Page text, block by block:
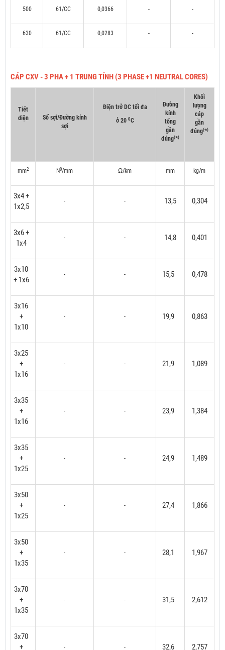
500 61/CC 0,0366 - -
630 61/CC 0,0283 - -
CÁP CXV - 3 PHA + 1 TRUNG TÍNH (3 PHASE +1 NEUTRAL CORES)
Tiết
diện
Số sợi/Đường kính
sợi
Điện trở DC tối đa
ở 20 0C
Đường
kính
tổng
gần
đúng(*)
Khối
lượng
cáp
gần
đúng(*)
mm2 N0/mm Ω/km mm kg/m
3x4 +
1x2,5
- - 13,5 0,304
3x6 +
1x4
- - 14,8 0,401
3x10
+ 1x6
- - 15,5 0,478
3x16
+
1x10
- - 19,9 0,863
3x25
+
1x16
- - 21,9 1,089
3x35
+
1x16
- - 23,9 1,384
3x35
+
1x25
- - 24,9 1,489
3x50
+
1x25
- - 27,4 1,866
3x50
+
1x35
- - 28,1 1,967
3x70
+
1x35
- - 31,5 2,612
3x70
+
- - 32,6 2,757